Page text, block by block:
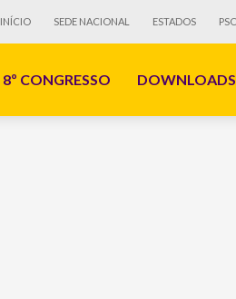
INÍCIO SEDE NACIONAL ESTADOS
8º CONGRESSO DOWNLOADS